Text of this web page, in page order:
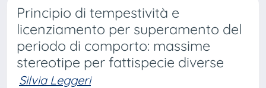
Principio di tempestività e
licenziamento per superamento del
periodo di comporto: massime
stereotipe per fattispecie diverse
Silvia Leggeri